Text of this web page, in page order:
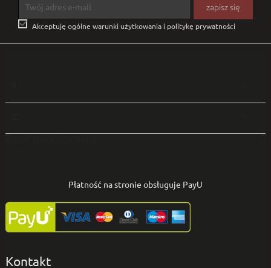
 Akceptuję ogólne warunki użytkowania i politykę prywatności
Płatność na stronie obsługuje PayU
Kontakt